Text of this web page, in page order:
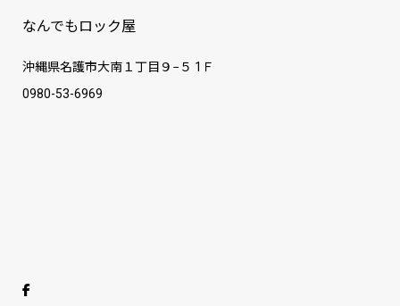
なんでもロック屋
沖縄県名護市大南１丁目９−５ 1Ｆ
0980-53-6969